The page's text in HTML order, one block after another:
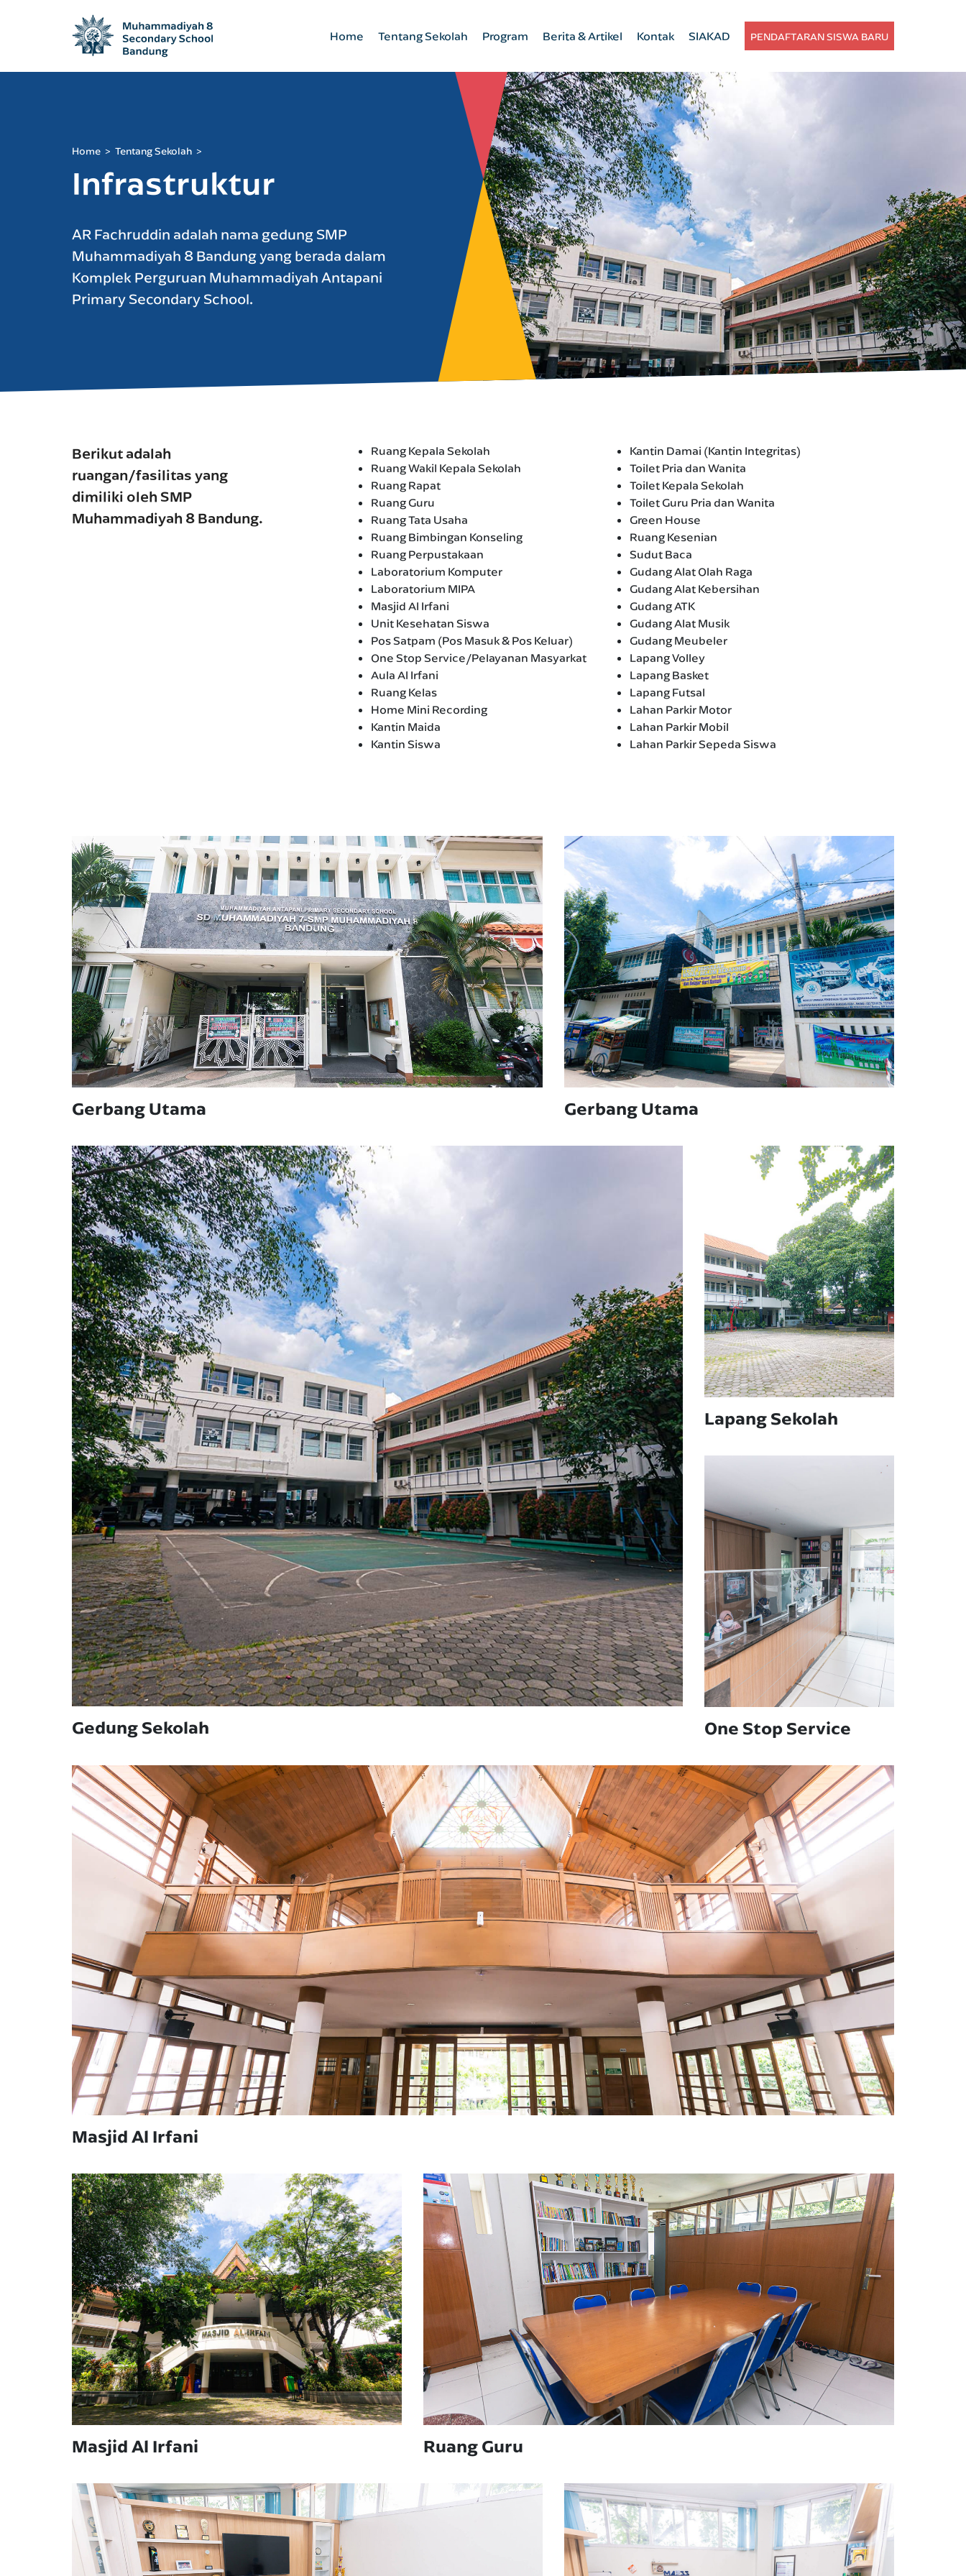
Home Tentang Sekolah Program Berita & Artikel Kontak SIAKAD PENDAFTARAN SISWA BARU
Home Tentang Sekolah
Infrastruktur
AR Fachruddin adalah nama gedung SMP
Muhammadiyah 8 Bandung yang berada dalam
Komplek Perguruan Muhammadiyah Antapani
Primary Secondary School.
Berikut adalah
ruangan/fasilitas yang
dimiliki oleh SMP
Muhammadiyah 8 Bandung.
Ruang Kepala Sekolah
Ruang Wakil Kepala Sekolah
Ruang Rapat
Ruang Guru
Ruang Tata Usaha
Ruang Bimbingan Konseling
Ruang Perpustakaan
Laboratorium Komputer
Laboratorium MIPA
Masjid Al Irfani
Unit Kesehatan Siswa
Pos Satpam (Pos Masuk & Pos Keluar)
One Stop Service/Pelayanan Masyarkat
Aula Al Irfani
Ruang Kelas
Home Mini Recording
Kantin Maida
Kantin Siswa
Kantin Damai (Kantin Integritas)
Toilet Pria dan Wanita
Toilet Kepala Sekolah
Toilet Guru Pria dan Wanita
Green House
Ruang Kesenian
Sudut Baca
Gudang Alat Olah Raga
Gudang Alat Kebersihan
Gudang ATK
Gudang Alat Musik
Gudang Meubeler
Lapang Volley
Lapang Basket
Lapang Futsal
Lahan Parkir Motor
Lahan Parkir Mobil
Lahan Parkir Sepeda Siswa
Gerbang Utama Gerbang Utama
Gedung Sekolah
Lapang Sekolah
One Stop Service
Masjid Al Irfani
Masjid Al Irfani Ruang Guru